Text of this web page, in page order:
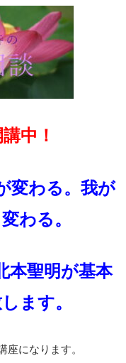
中！
変わる。我が
わる。
本聖明が基本
ます。
になります。